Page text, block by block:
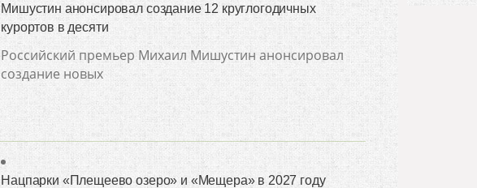
Мишустин анонсировал создание 12 круглогодичных
курортов в десяти
Российский премьер Михаил Мишустин анонсировал
создание новых
Нацпарки «Плещеево озеро» и «Мещера» в 2027 году